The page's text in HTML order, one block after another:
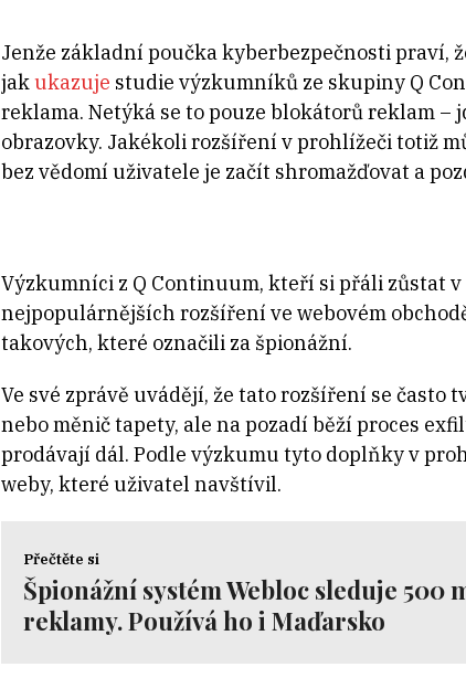
Jenže základní poučka kyberbezpečnosti praví,
jakukazuje studie výzkumníků ze skupiny Q
reklama. Netýká se to pouze blokátorů reklam
obrazovky. Jakékoli rozšíření v prohlížeči totiž
bez vědomí uživatele je začít shromažďovat a
Výzkumníci z Q Continuum, kteří si přáli zůstat
nejpopulárnějších rozšíření ve webovém
takových, které označili za špionážní.
Ve své zprávě uvádějí, že tato rozšíření se
nebo měnič tapety, ale na pozadí běží proces
prodávají dál. Podle výzkumu tyto doplňky v
weby, které uživatel navštívil.
Přečtěte si
Špionážní systém Webloc sleduje
reklamy. Používá ho i Maďarsko